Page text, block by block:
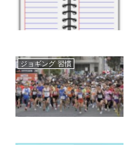
ジョギング 習慣